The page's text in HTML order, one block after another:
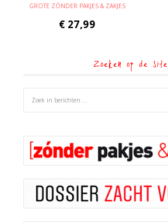
GROTE ZÓNDER PAKJES & ZAKJES
€ 27,99
Zoeken op de site